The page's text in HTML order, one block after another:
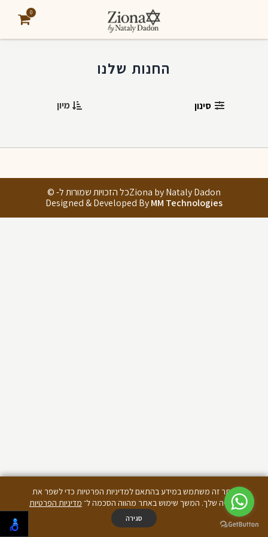
0
אתר זה משתמש במידע בהתאם למדיניות הפרטיות כדי לשפר את
החוויה שלך. המשך שימוש באתר מהווה הסכמה ל־ מדיניות הפרטיות
סגירה
החנות שלנו
סינון מיון
Ziona by Nataly Dadonכל הזכויות שמורות ל- ©
Designed & Developed ByMM Technologies